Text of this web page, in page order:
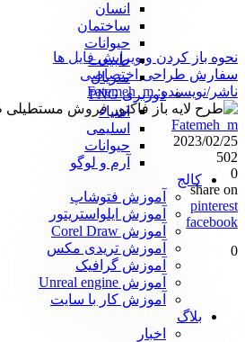
انسان
ساختمان
حیوانات
طبیعت
متریال
دوربری PNG
اشیاء
اسلیمی
حیوانات
آرم و لوگو
کالج
آموزش فتوشاپ
آموزش ایلواستریتور
آموزش Corel Draw
آموزش تریدی مکس
آموزش گرافیک
آموزش Unreal engine
آموزش کار با سایت
بلاگ
اخبار
نحوه باز کردن و ویرایش فایل ها
سفارش طراحی اختصاصی
ناشر/نویسنده:Fatemeh_m
Fatemeh_m
2023/02/25
502
0
share on
pinterest
facebook
0